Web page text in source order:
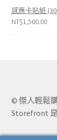
感應卡貼紙
NT$1,500.00
© 傑人輕鬆
Storefront